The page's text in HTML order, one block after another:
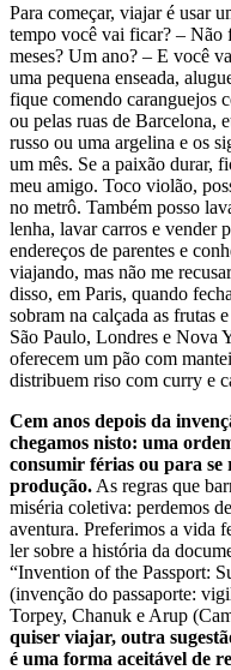
Para começar, viajar é usar
tempo você vai ficar? – Não
meses? Um ano? – E você
uma pequena enseada,
fique comendo caranguejos
ou pelas ruas de Barcelona,
russo ou uma argelina e os
um mês. Se a paixão durar,
meu amigo. Toco violão,
no metrô. Também posso
lenha, lavar carros e vender
endereços de parentes e
viajando, mas não me
disso, em Paris, quando
sobram na calçada as frutas
São Paulo, Londres e Nova
oferecem um pão com
distribuem riso com curry e
Cem anos depois da
chegamos nisto: uma
consumir férias ou para se
produção. As regras que
miséria coletiva: perdemos
aventura. Preferimos a vida
ler sobre a história da
“Invention of the Passport:
(invenção do passaporte:
Torpey, Chanuk e Arup
quiser viajar, outra
é uma forma aceitável de